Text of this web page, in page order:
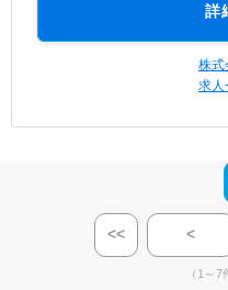
詳
株式
求人
<< <
（1～7